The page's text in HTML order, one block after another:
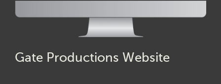
Logbuch
Gate Productions Website